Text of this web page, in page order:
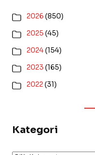
2026 (850)
2025 (45)
2024(154)
2023 (165)
2022(31)
Kategori